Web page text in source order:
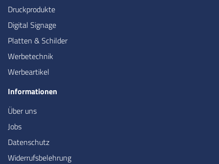
Druckprodukte
Digital Signage
Platten & Schilder
Werbetechnik
Werbeartikel
Informationen
Über uns
Jobs
Datenschutz
Widerrufsbelehrung